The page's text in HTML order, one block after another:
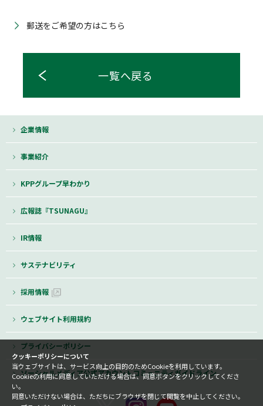
郵送をご希望の方はこちら
一覧へ戻る
クッキーポリシーについて
当ウェブサイトは、サービス向上の目的のためCookieを利用しています。
Cookieの利用に同意していただける場合は、同意ボタンをクリックしてくださ
い。
同意いただけない場合は、ただちにブラウザを閉じて閲覧を中止してください。
企業情報
事業紹介
KPPグループ早わかり
広報誌『TSUNAGU』
IR情報
サステナビリティ
採用情報
ウェブサイト利用規約
プライバシーポリシー
ソーシャルメディア公式アカウントコミュニティガイドライン